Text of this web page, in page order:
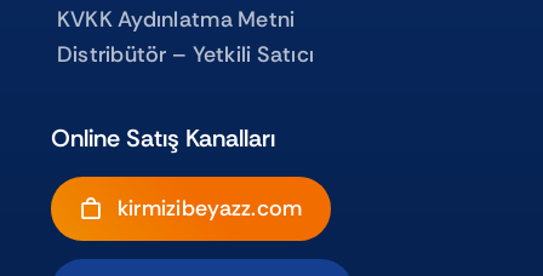
Online Satış Kanalları
kirmizibeyazz.com
KVKK Aydınlatma Metni
Distribütör – Yetkili Satıcı